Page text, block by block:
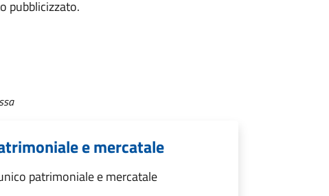
pubblicizzato.
e mercatale
patrimoniale e mercatale